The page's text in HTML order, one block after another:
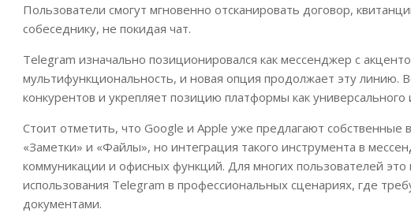
Пользователи смогут мгновенно отсканировать договор,
собеседнику, не покидая чат.
Telegram изначально позиционировался как мессенджер с
мультифункциональность, и новая опция продолжает эту линию.
конкурентов и укрепляет позицию платформы как
Стоит отметить, что Google и Apple уже предлагают собственные
«Заметки» и «Файлы», но интеграция такого инструмента в
коммуникации и офисных функций. Для многих пользователей
использования Telegram в профессиональных сценариях, где
документами.